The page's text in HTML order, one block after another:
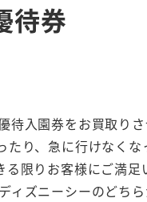
待券
入園券をお買取り
り、急に行けなく
限りお客様にご満足
ズニーシーのどち